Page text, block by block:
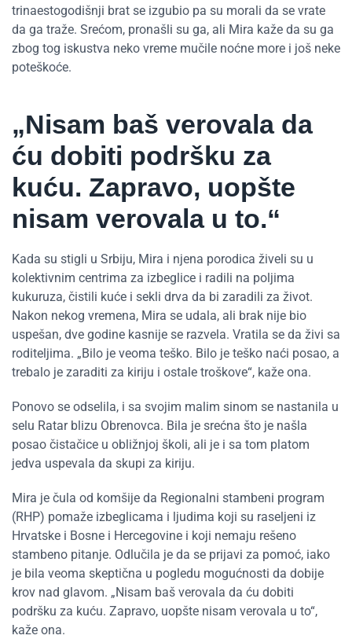
trinaestogodišnji brat se izgubio pa su morali da se vrate
da ga traže. Srećom, pronašli su ga, ali Mira kaže da su ga
zbog tog iskustva neko vreme mučile noćne more i još neke
poteškoće.
„Nisam baš verovala da
ću dobiti podršku za
kuću. Zapravo, uopšte
nisam verovala u to.“
Kada su stigli u Srbiju, Mira i njena porodica živeli su u
kolektivnim centrima za izbeglice i radili na poljima
kukuruza, čistili kuće i sekli drva da bi zaradili za život.
Nakon nekog vremena, Mira se udala, ali brak nije bio
uspešan, dve godine kasnije se razvela. Vratila se da živi sa
roditeljima. „Bilo je veoma teško. Bilo je teško naći posao, a
trebalo je zaraditi za kiriju i ostale troškove“, kaže ona.
Ponovo se odselila, i sa svojim malim sinom se nastanila u
selu Ratar blizu Obrenovca. Bila je srećna što je našla
posao čistačice u obližnjoj školi, ali je i sa tom platom
jedva uspevala da skupi za kiriju.
Mira je čula od komšije da Regionalni stambeni program
(RHP) pomaže izbeglicama i ljudima koji su raseljeni iz
Hrvatske i Bosne i Hercegovine i koji nemaju rešeno
stambeno pitanje. Odlučila je da se prijavi za pomoć, iako
je bila veoma skeptična u pogledu mogućnosti da dobije
krov nad glavom. „Nisam baš verovala da ću dobiti
podršku za kuću. Zapravo, uopšte nisam verovala u to“,
kaže ona.